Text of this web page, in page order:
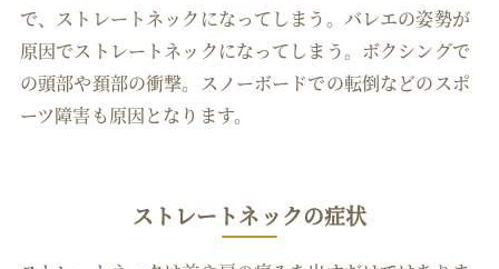
で、ストレートネックになってしまう。バレエの姿勢が
原因でストレートネックになってしまう。ボクシングで
の頭部や頚部の衝撃。スノーボードでの転倒などのスポ
ーツ障害も原因となります。
ストレートネックの症状